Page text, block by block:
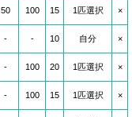
50 100 15 1匹選択 ×
- - 10 自分 ×
- 100 20 1匹選択 ×
- 100 15 1匹選択 ×